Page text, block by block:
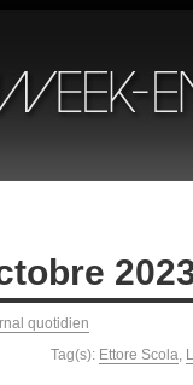
quotidien
Tag(s): Ettore Scola,